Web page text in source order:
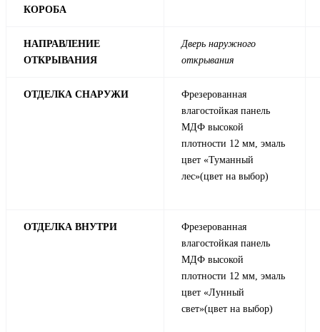
КОРОБА
НАПРАВЛЕНИЕ
ОТКРЫВАНИЯ
Дверь наружного
открывания
ОТДЕЛКА СНАРУЖИ
Фрезерованная
влагостойкая панель
МДФ высокой
плотности 12 мм, эмаль
цвет «Туманный
лес»(цвет на выбор)
ОТДЕЛКА ВНУТРИ
Фрезерованная
влагостойкая панель
МДФ высокой
плотности 12 мм, эмаль
цвет «Лунный
свет»(цвет на выбор)